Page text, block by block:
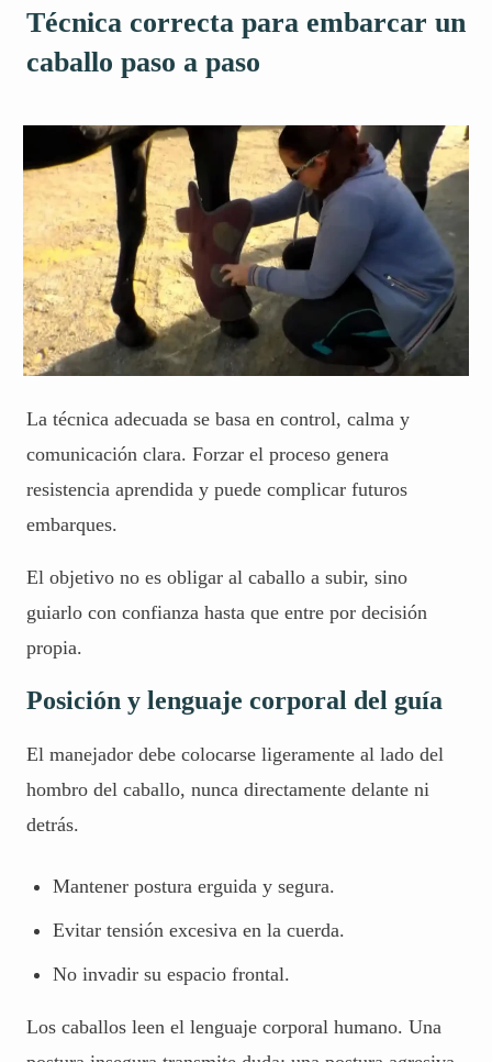
Técnica correcta para embarcar un
caballo paso a paso
La técnica adecuada se basa en control, calma y
comunicación clara. Forzar el proceso genera
resistencia aprendida y puede complicar futuros
embarques.
El objetivo no es obligar al caballo a subir, sino
guiarlo con confianza hasta que entre por decisión
propia.
Posición y lenguaje corporal del guía
El manejador debe colocarse ligeramente al lado del
hombro del caballo, nunca directamente delante ni
detrás.
Mantener postura erguida y segura.
Evitar tensión excesiva en la cuerda.
No invadir su espacio frontal.
Los caballos leen el lenguaje corporal humano. Una